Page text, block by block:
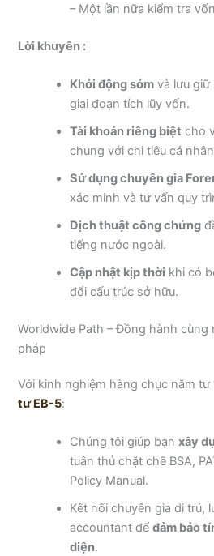
– Một lần nữa kiểm tra
Lời khuyên :
Khởi động sớm và lưu
giai đoạn tích lũy vốn.
Tài khoản riêng biệt cho
chung với chi tiêu cá
Sử dụng chuyên gia
xác minh và tư vấn quy
Dịch thuật công chứng
tiếng nước ngoài.
Cập nhật kịp thời khi có
đổi cấu trúc sở hữu.
Worldwide Path – Đồng hành
pháp
Với kinh nghiệm hàng chục năm
tư EB-5:
Chúng tôi giúp bạnxây
tuân thủ chặt chẽ BSA,
Policy Manual.
Kết nối chuyên gia di trú,
accountant đểđảm bảo
diện.